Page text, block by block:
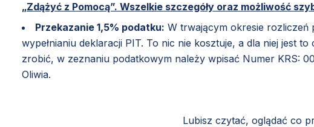
„Zdążyć z Pomocą”. Wszelkie szczegóły oraz możliwość
Przekazanie 1,5% podatku: W trwającym okresie
wypełnianiu deklaracji PIT. To nic nie kosztuje, a dla niej jest
zrobić, w zeznaniu podatkowym należy wpisać Numer KRS:
Oliwia.
Lubisz czytać, oglądać co